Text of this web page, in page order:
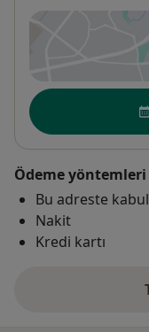
Uygunluk
Ödeme yöntemleri
Bu adreste
Nakit
Kredi kartı